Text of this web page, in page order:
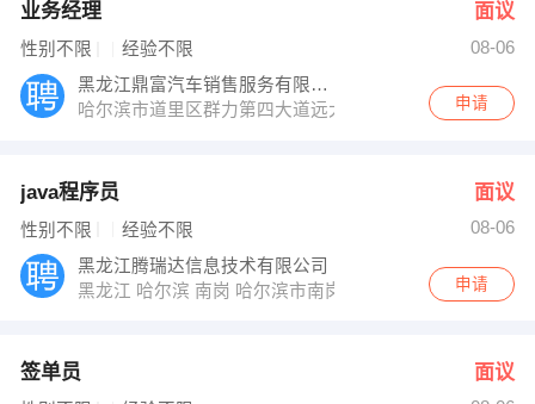
业务经理 面议
性别不限 经验不限
08-06
黑龙江鼎富汽车销售服务有限公司
哈尔滨市道里区群力第四大道远大商务公寓B座1414室
申请
java程序员 面议
性别不限 经验不限
08-06
黑龙江腾瑞达信息技术有限公司
黑龙江 哈尔滨 南岗 哈尔滨市南岗区
申请
签单员 面议